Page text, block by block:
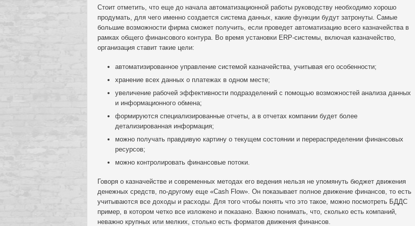
Стоит отметить, что еще до начала автоматизационной работы руководству необходимо хорошо
продумать, для чего именно создается система данных, какие функции будут затронуты. Самые
большие возможности фирма сможет получить, если проведет автоматизацию всего казначейства в
рамках общего финансового контура. Во время установки ERP-системы, включая казначейство,
организация ставит такие цели:
автоматизированное управление системой казначейства, учитывая его особенности;
хранение всех данных о платежах в одном месте;
увеличение рабочей эффективности подразделений с помощью возможностей анализа данных
и информационного обмена;
формируются специализированные отчеты, а в отчетах компании будет более
детализированная информация;
можно получать правдивую картину о текущем состоянии и перераспределении финансовых
ресурсов;
можно контролировать финансовые потоки.
Говоря о казначействе и современных методах его ведения нельзя не упомянуть бюджет движения
денежных средств, по-другому еще «Cash Flow». Он показывает полное движение финансов, то есть
учитываются все доходы и расходы. Для того чтобы понять что это такое, можно посмотреть БДДС
пример, в котором четко все изложено и показано. Важно понимать, что, сколько есть компаний,
неважно крупных или мелких, столько есть форматов движения финансов.